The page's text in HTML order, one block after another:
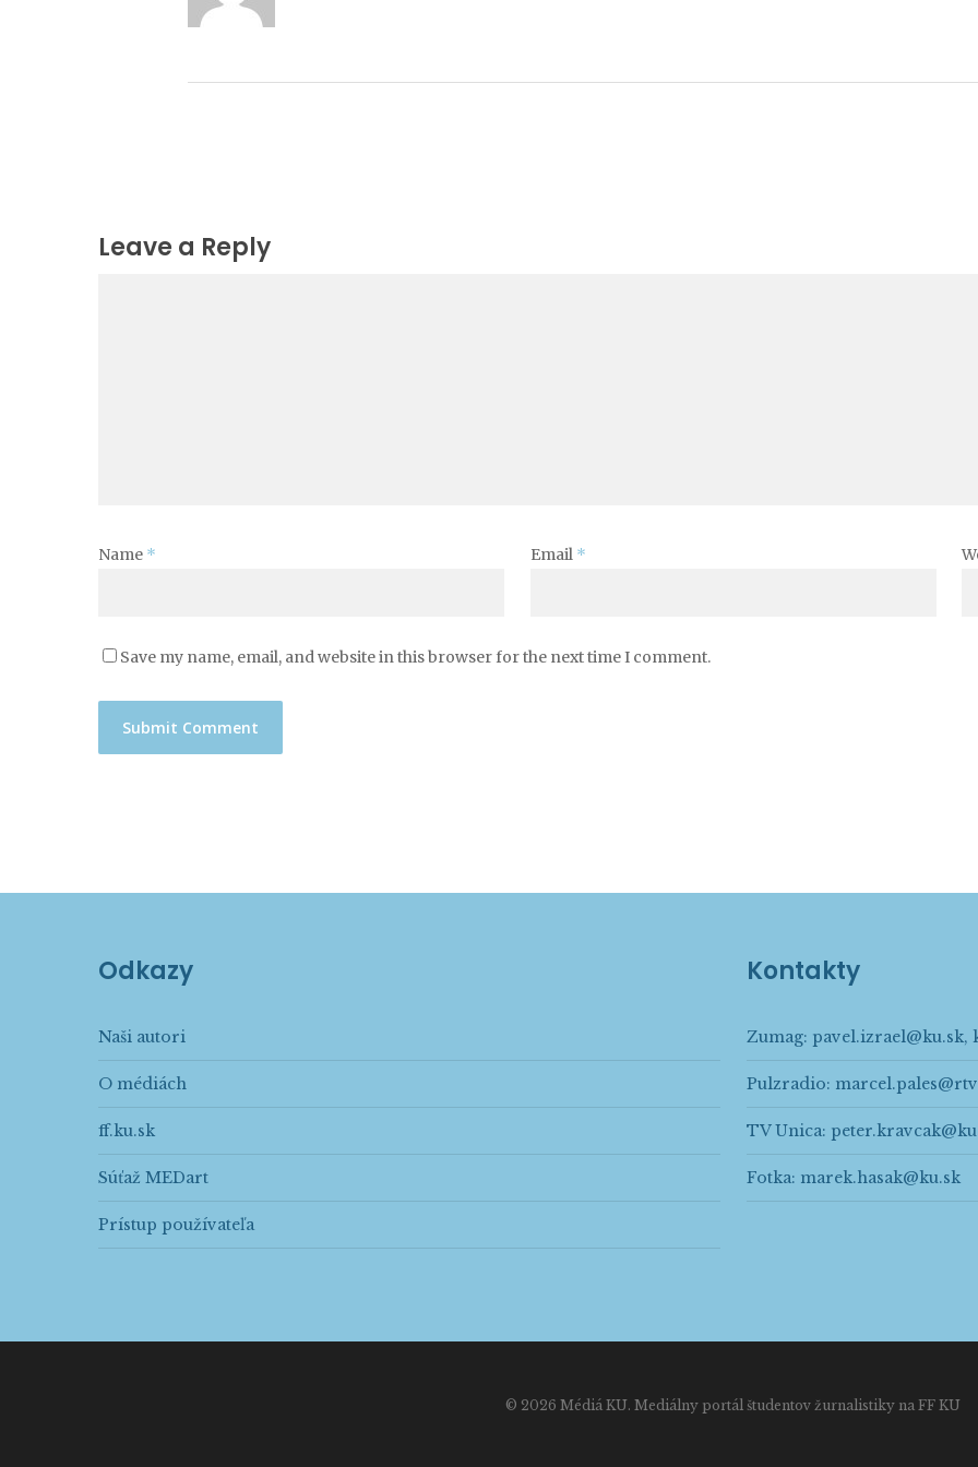
Leave a Reply
Name * Email *
Save my name, email, and website in this browser for the next time I comment.
Odkazy
Naši autori
O médiách
ff.ku.sk
Súťaž MEDart
Prístup používateľa
Kontakty
Zumag: pavel.izrael@ku.sk,
Pulzradio:
TV Unica:
Fotka: marek.hasak@ku.sk
© 2026 Médiá KU. Mediálny portál študentov žurnalistiky na FF KU